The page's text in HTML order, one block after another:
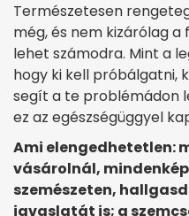
Természetesen
még, és nem kizárólag a
lehet számodra. Mint a
hogy ki kell próbálgatni,
segít a te problémádon
ez az egészségüggyel
Ami elengedhetetlen:
vásárolnál,
szemészeten,
javaslatát is; a